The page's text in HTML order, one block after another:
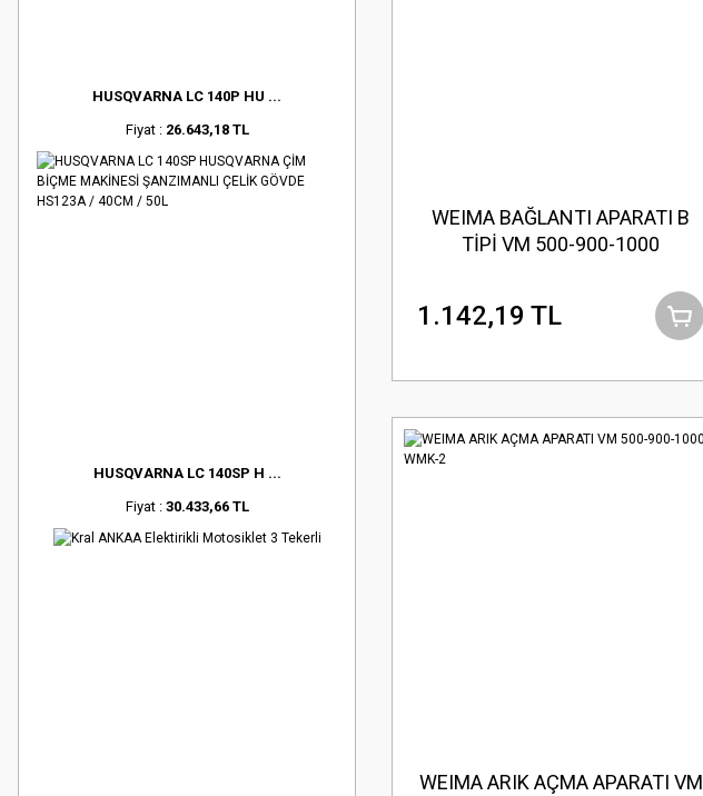
HUSQVARNA LC 140P HU ...
Fiyat : 26.643,18 TL
HUSQVARNA LC 140SP H ...
Fiyat : 30.433,66 TL
WEIMA BAĞLANTI APARATI B
TİPİ VM 500-900-1000
1.142,19 TL
WEIMA ARIK AÇMA APARATI VM